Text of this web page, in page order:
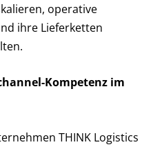
operative
ihre Lieferketten
Kompetenz im
THINK Logistics